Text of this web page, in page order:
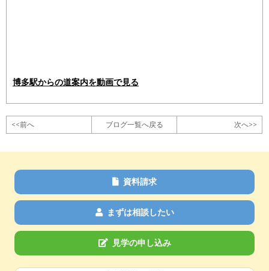
博多駅からの道案内を動画で見る
<<前へ ブログ一覧へ戻る 次へ>>
資料請求
まずは相談したい
見学の申し込み